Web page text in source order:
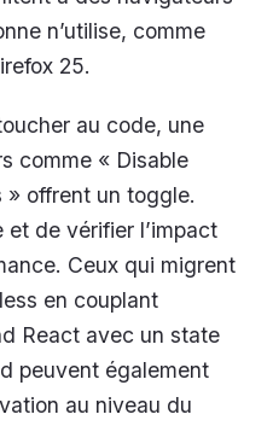
n’utilise, comme
25.
au code, une
comme « Disable
» offrent un toggle.
et de vérifier l’impact
Ceux qui migrent
en couplant
React avec un state
peuvent également
au niveau du